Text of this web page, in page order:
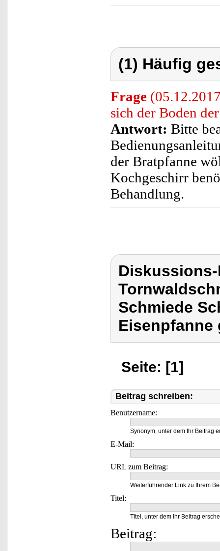
(1) Häufig
Frage
sich der Boden
Antwort: Bitte
der Bratpfanne
Kochgeschirr
Behandlung.
Schmiede
Eisenpfanne
Seite: [1]
Beitrag schreiben:
Benutzername:
Synonym, unter dem Ihr Beitrag
E-Mail:
URL zum Beitrag:
Weiterführender Link zu Ihrem
Titel:
Titel, unter dem Ihr Beitrag
Beitrag: